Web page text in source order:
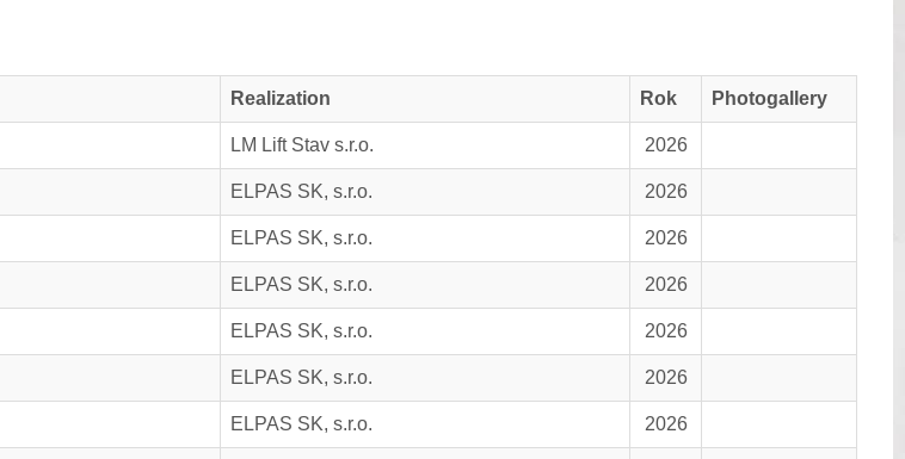
Realization Rok Photogallery
LM Lift Stav s.r.o. 2026
ELPAS SK, s.r.o. 2026
ELPAS SK, s.r.o. 2026
ELPAS SK, s.r.o. 2026
ELPAS SK, s.r.o. 2026
ELPAS SK, s.r.o. 2026
ELPAS SK, s.r.o. 2026